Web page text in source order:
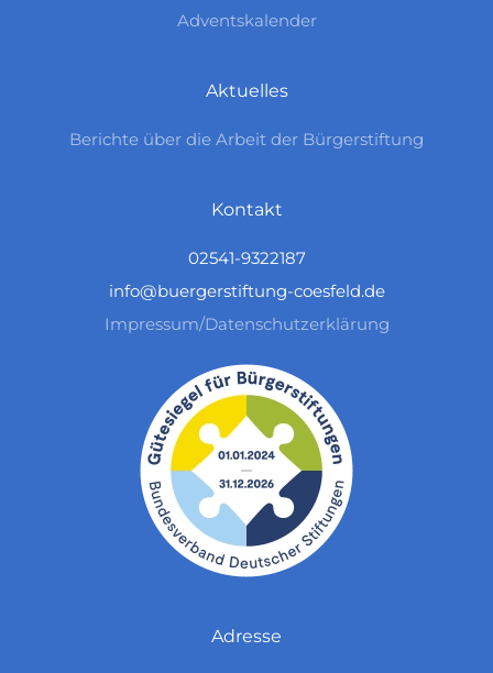
Adventskalender
Aktuelles
Berichte über die Arbeit der Bürgerstiftung
Kontakt
02541-9322187
info@buergerstiftung-coesfeld.de
Impressum/Datenschutzerklärung
Adresse